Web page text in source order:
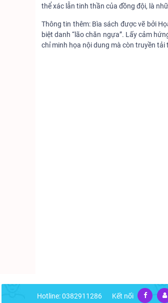
thể xác lẫn tinh thần của đồng đội, là
Thông tin thêm: Bìa sách được vẽ bởi
biệt danh “lão chăn ngựa”. Lấy cảm
chỉ minh họa nội dung mà còn truyền
Hotline: 0382911286 Kết nối